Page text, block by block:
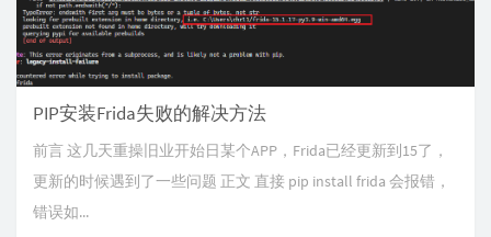
PIP安装Frida失败的解决方法
前言 这几天重操旧业开始日某个APP，Frida已经更新到15了，
更新的时候遇到了一些问题 正文 直接 pip install frida 会报错，
错误如...